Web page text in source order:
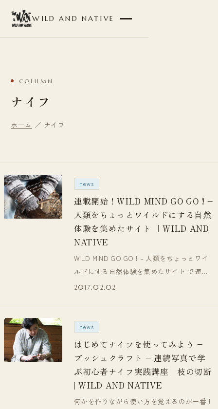
WILD AND NATIVE
COLUMN
ナイフ
ホーム ／ ナイフ
news
連載開始！WILD MIND GO GO ! –
人類をちょっとワイルドにする自然
体験を集めたサイト ｜WILD AND
NATIVE
WILD MIND GO GO ! – 人類をちょっとワイ
ルドにする自然体験を集めたサイト で連載
をさせて頂…
2017.02.02
news
はじめてナイフを使ってみよう –
ブッシュクラフト – 連続写真で学
ぶ初心者ナイフ実践講座 枝の切断
| WILD AND NATIVE
何かを作りながら使い方を覚えるのが一番！